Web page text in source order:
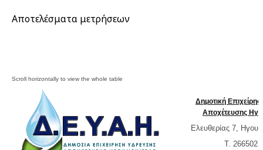
Αποτελέσματα μετρήσεων
Δημοτική
Αποχέτευσης
Ελευθερίας 7,
T.